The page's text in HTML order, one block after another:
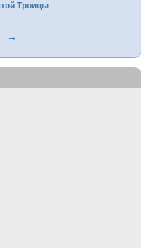
Троицы
→